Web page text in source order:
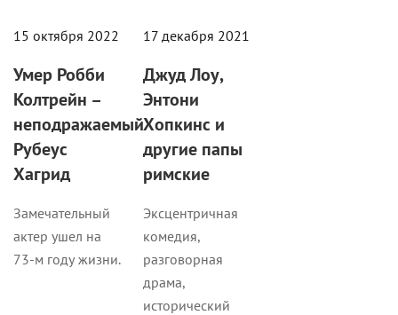
15 октября 2022
Умер Робби
Колтрейн –
неподражаемый
Рубеус
Хагрид
Замечательный
актер ушел на
73-м году жизни.
17 декабря 2021
Джуд Лоу,
Энтони
Хопкинс и
другие папы
римские
Эксцентричная
комедия,
разговорная
драма,
исторический